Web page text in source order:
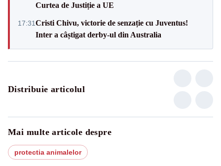
Curtea de Justiție a UE
17:31Cristi Chivu, victorie de senzație cu Juventus!
Inter a câștigat derby-ul din Australia
Distribuie articolul
Mai multe articole despre
protectia animalelor